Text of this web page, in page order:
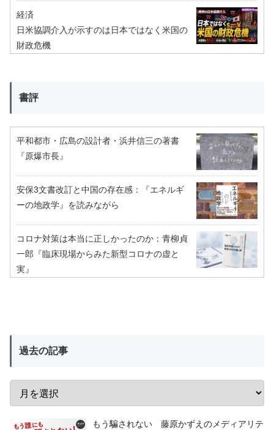
経済
日米協調介入が示すのは日本ではなく米国の
財政危機
書評
平和都市・広島の設計者・浜井信三の著書
『原爆市長』
安保3文書改訂と中国の存在感：『エネルギ
ーの地政学』を読みながら
コロナ対策は本当に正しかったのか：青柳貞
一郎『臨床現場からみた新型コロナの虚と
実』
過去の記事
もう騙されない 藤原かずえのメディアリテ